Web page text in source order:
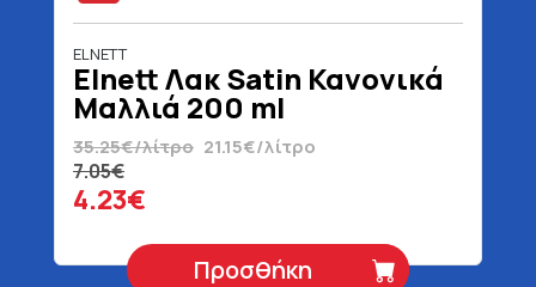
ELNETT
Elnett Λακ Satin Κανονικά
Μαλλιά 200 ml
35.25€/λίτρο 21.15€/λίτρο
7.05€
4.23€
Προσθήκη